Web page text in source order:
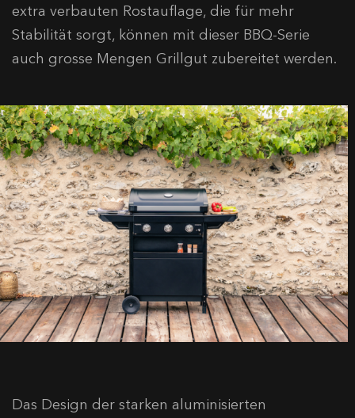
extra verbauten Rostauflage, die für mehr
Stabilität sorgt, können mit dieser BBQ-Serie
auch grosse Mengen Grillgut zubereitet werden.
Das Design der starken aluminisierten